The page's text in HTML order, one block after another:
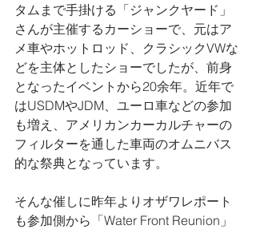
タムまで手掛ける「ジャンクヤード」
さんが主催するカーショーで、元はア
メ車やホットロッド、クラシックVWな
どを主体としたショーでしたが、前身
となったイベントから20余年。近年で
はUSDMやJDM、ユーロ車などの参加
も増え、アメリカンカーカルチャーの
フィルターを通した車両のオムニバス
的な祭典となっています。
そんな催しに昨年よりオザワレポート
も参加側から「Water Front Reunion」